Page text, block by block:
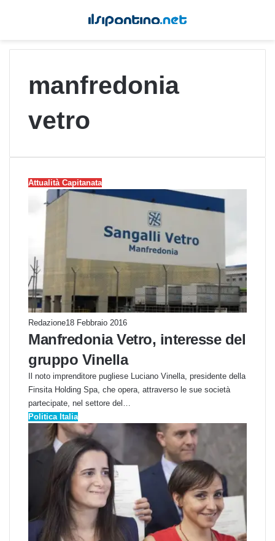
manfredonia
vetro
Attualità Capitanata
Redazione18 Febbraio 2016
Manfredonia Vetro, interesse del
gruppo Vinella
Il noto imprenditore pugliese Luciano Vinella, presidente della
Finsita Holding Spa, che opera, attraverso le sue società
partecipate, nel settore del…
Politica Italia